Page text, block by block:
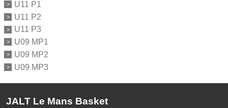
U11 P1
U11 P2
U11 P3
U09 MP1
U09 MP2
U09 MP3
JALT Le Mans Basket